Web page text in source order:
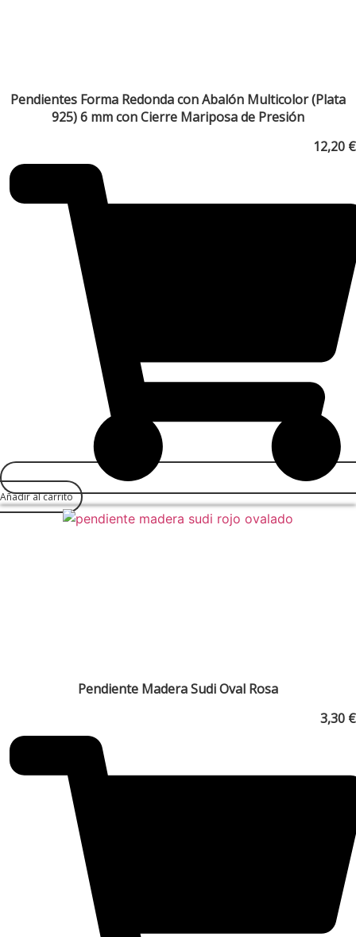
Pendientes Forma Redonda con Abalón Multicolor (Plata
925) 6 mm con Cierre Mariposa de Presión
12,20 €
Añadir al carrito
Pendiente Madera Sudi Oval Rosa
3,30 €